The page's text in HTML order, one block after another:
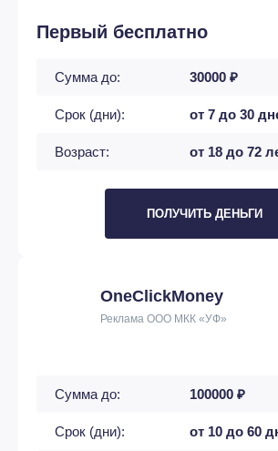
Первый бесплатно
Сумма до: 30000 ₽
Срок (дни): от 7 до 30
Возраст: от 18 до 72
ПОЛУЧИТЬ ДЕНЬГИ
OneClickMoney
Реклама ООО МКК «УФ»
Сумма до: 100000 ₽
Срок (дни): от 10 до 60